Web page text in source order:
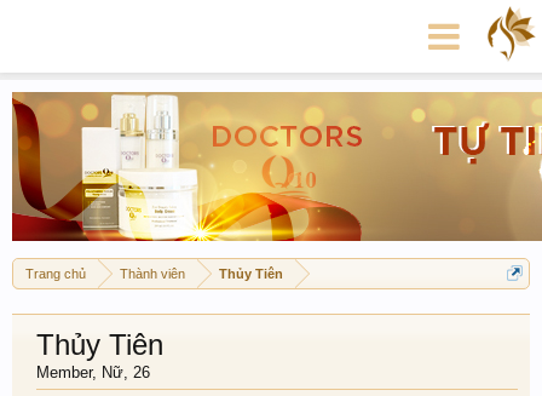
Trang chủ Thành viên Thủy Tiên
Thủy Tiên
Member, Nữ, 26